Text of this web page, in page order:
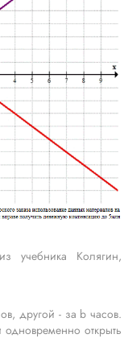
учебника Колягин,
другой - за b часов.
открыть